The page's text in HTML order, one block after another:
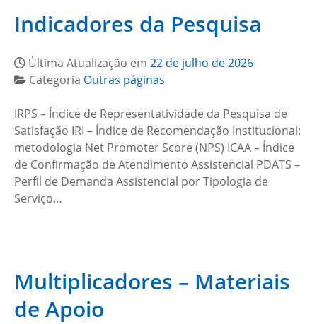
Indicadores da Pesquisa
Última Atualização em 22 de julho de 2026
Categoria Outras páginas
IRPS – Índice de Representatividade da Pesquisa de
Satisfação IRI – Índice de Recomendação Institucional:
metodologia Net Promoter Score (NPS) ICAA – Índice
de Confirmação de Atendimento Assistencial PDATS –
Perfil de Demanda Assistencial por Tipologia de
Serviço…
Multiplicadores – Materiais
de Apoio